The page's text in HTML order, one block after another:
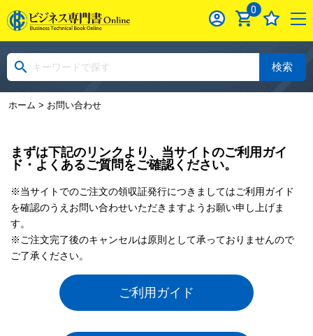
0
検索
ホーム > お問い合わせ
まずは下記のリンクより、当サイトのご利用ガイ
ド・よくあるご質問をご確認ください。
※当サイトでのご注文の領収証発行につきましてはご利用ガイド
を確認のうえお問い合わせいただきますようお願い申し上げま
す。
※ご注文完了後のキャンセルは原則として承っておりませんので
ご了承ください。
ご利用ガイド